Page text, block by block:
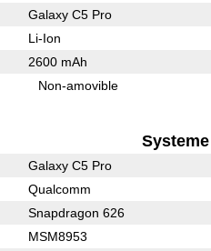
Galaxy C5 Pro
Li-Ion
2600 mAh
Non-amovible
Systeme
Galaxy C5 Pro
Qualcomm
Snapdragon 626
MSM8953